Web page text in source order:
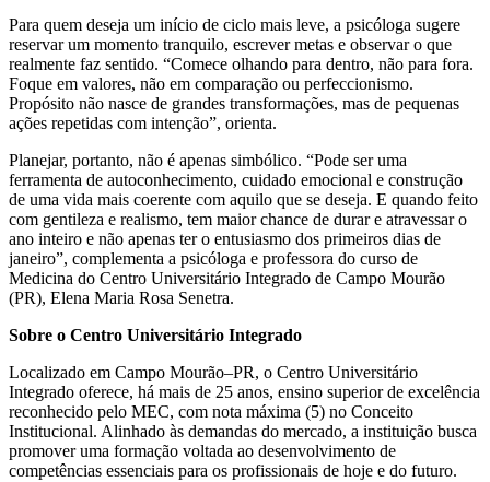
Para quem deseja um início de ciclo mais leve, a psicóloga sugere
reservar um momento tranquilo, escrever metas e observar o que
realmente faz sentido. “Comece olhando para dentro, não para fora.
Foque em valores, não em comparação ou perfeccionismo.
Propósito não nasce de grandes transformações, mas de pequenas
ações repetidas com intenção”, orienta.
Planejar, portanto, não é apenas simbólico. “Pode ser uma
ferramenta de autoconhecimento, cuidado emocional e construção
de uma vida mais coerente com aquilo que se deseja. E quando feito
com gentileza e realismo, tem maior chance de durar e atravessar o
ano inteiro e não apenas ter o entusiasmo dos primeiros dias de
janeiro”, complementa a psicóloga e professora do curso de
Medicina do Centro Universitário Integrado de Campo Mourão
(PR), Elena Maria Rosa Senetra.
Sobre o Centro Universitário Integrado
Localizado em Campo Mourão–PR, o Centro Universitário
Integrado oferece, há mais de 25 anos, ensino superior de excelência
reconhecido pelo MEC, com nota máxima (5) no Conceito
Institucional. Alinhado às demandas do mercado, a instituição busca
promover uma formação voltada ao desenvolvimento de
competências essenciais para os profissionais de hoje e do futuro.